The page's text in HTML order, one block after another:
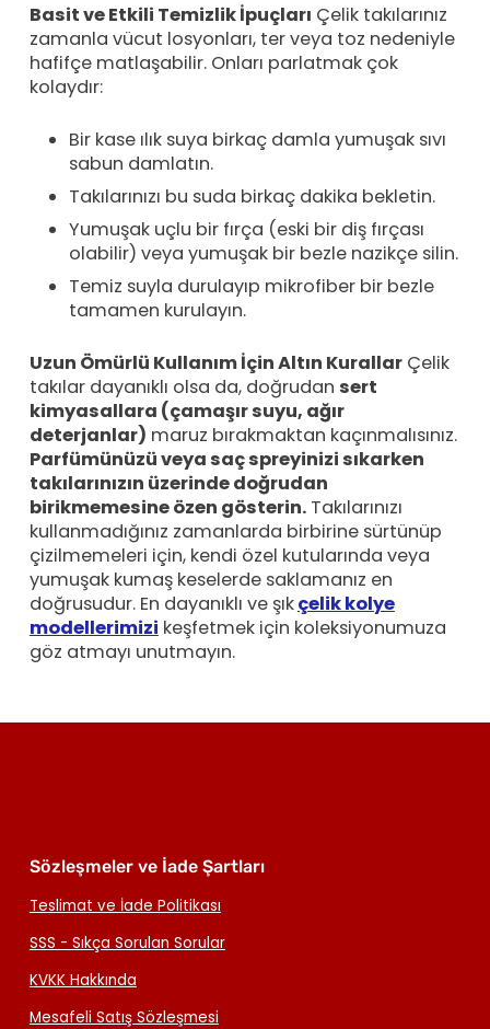
Basit ve Etkili Temizlik İpuçları Çelik takılarınız
zamanla vücut losyonları, ter veya toz nedeniyle
hafifçe matlaşabilir. Onları parlatmak çok
kolaydır:
Bir kase ılık suya birkaç damla yumuşak sıvı
sabun damlatın.
Takılarınızı bu suda birkaç dakika bekletin.
Yumuşak uçlu bir fırça (eski bir diş fırçası
olabilir) veya yumuşak bir bezle nazikçe silin.
Temiz suyla durulayıp mikrofiber bir bezle
tamamen kurulayın.
Uzun Ömürlü Kullanım İçin Altın KurallarÇelik
takılar dayanıklı olsa da, doğrudan sert
kimyasallara (çamaşır suyu, ağır
deterjanlar) maruz bırakmaktan kaçınmalısınız.
Parfümünüzü veya saç spreyinizi sıkarken
takılarınızın üzerinde doğrudan
birikmemesine özen gösterin.Takılarınızı
kullanmadığınız zamanlarda birbirine sürtünüp
çizilmemeleri için, kendi özel kutularında veya
yumuşak kumaş keselerde saklamanız en
doğrusudur. En dayanıklı ve şıkçelik kolye
modellerimizi keşfetmek için koleksiyonumuza
göz atmayı unutmayın.
Sözleşmeler ve İade Şartları
Teslimat ve İade Politikası
SSS - Sıkça Sorulan Sorular
KVKK Hakkında
Mesafeli Satış Sözleşmesi